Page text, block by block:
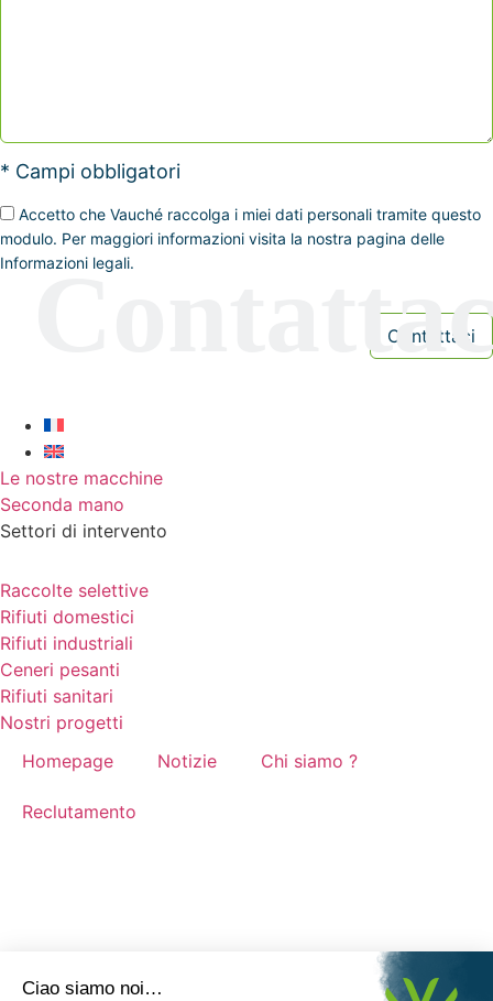
* Campi obbligatori
Accetto che Vauché raccolga i miei dati personali tramite questo
modulo. Per maggiori informazioni visita la nostra pagina delle
Informazioni legali.
Le nostre macchine
Seconda mano
Settori di intervento
Raccolte selettive
Rifiuti domestici
Rifiuti industriali
Ceneri pesanti
Rifiuti sanitari
Nostri progetti
Homepage
Notizie Chi siamo ?
Reclutamento